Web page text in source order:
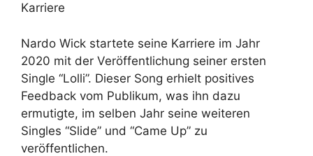
Karriere
Nardo Wick startete seine Karriere im Jahr
2020 mit der Veröffentlichung seiner ersten
Single “Lolli”. Dieser Song erhielt positives
Feedback vom Publikum, was ihn dazu
ermutigte, im selben Jahr seine weiteren
Singles “Slide” und “Came Up” zu
veröffentlichen.